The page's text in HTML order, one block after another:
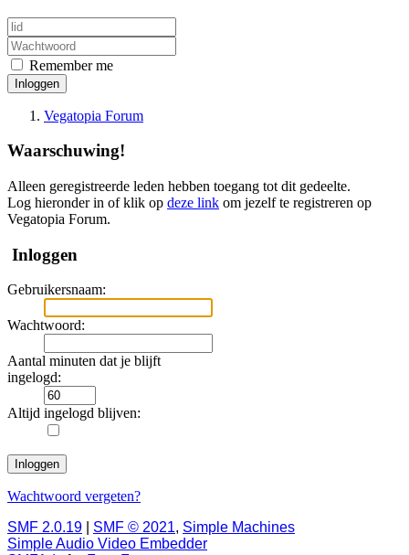
Remember me
Inloggen
Vegatopia Forum
Waarschuwing!
Alleen geregistreerde leden hebben toegang tot dit gedeelte.
Log hieronder in of klik op deze link om jezelf te registreren op
Vegatopia Forum.
Inloggen
Gebruikersnaam:
Wachtwoord:
Aantal minuten dat je blijft
ingelogd:
Altijd ingelogd blijven:
Wachtwoord vergeten?
SMF 2.0.19
SMF © 2021, Simple Machines
Simple Audio Video Embedder